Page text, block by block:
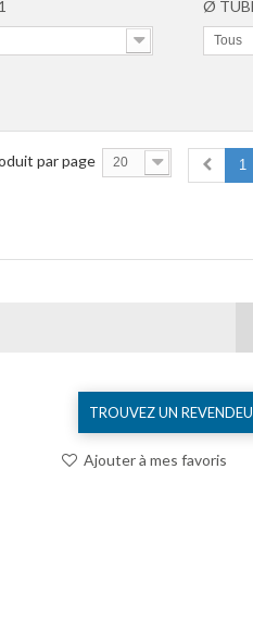
Ø
Tous
1
par page 20
TROUVEZ UN
Ajouter à mes favoris